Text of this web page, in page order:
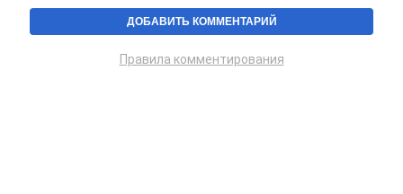
Правила комментирования